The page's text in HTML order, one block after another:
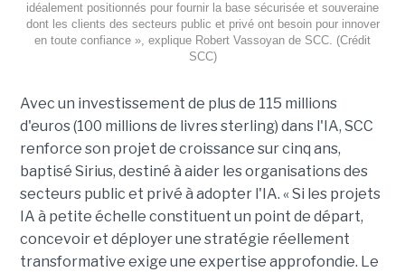
idéalement positionnés pour fournir la base sécurisée et souveraine
dont les clients des secteurs public et privé ont besoin pour innover
en toute confiance », explique Robert Vassoyan de SCC. (Crédit
SCC)
Avec un investissement de plus de 115 millions
d'euros (100 millions de livres sterling) dans l'IA, SCC
renforce son projet de croissance sur cinq ans,
baptisé Sirius, destiné à aider les organisations des
secteurs public et privé à adopter l'IA. « Si les projets
IA à petite échelle constituent un point de départ,
concevoir et déployer une stratégie réellement
transformative exige une expertise approfondie. Le